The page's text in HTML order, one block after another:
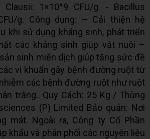
1×10^9 CFU/g. - Bacillus
g. Công dụng: – Cải thiện hệ
khi sử dụng kháng sinh, phát triển
các kháng sinh giúp vật nuôi –
sinh miễn dịch giúp tăng sức đề
vi khuẩn gây bệnh đường ruột từ
các bệnh đường ruột như ruột
trắng.. Quy Cách: 25 Kg / Thùng
(P) Limited Bảo quản: Nơi
mát. Ngoài ra, Công ty Cổ Phần
khẩu và phân phối các nguyên liệu